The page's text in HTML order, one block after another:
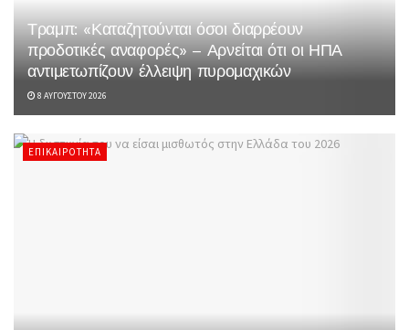
Τραμπ: «Καταζητούνται όσοι διαρρέουν
προδοτικές αναφορές» – Αρνείται ότι οι ΗΠΑ
αντιμετωπίζουν έλλειψη πυρομαχικών
8 ΑΥΓΟΎΣΤΟΥ 2026
ΕΠΙΚΑΙΡΌΤΗΤΑ